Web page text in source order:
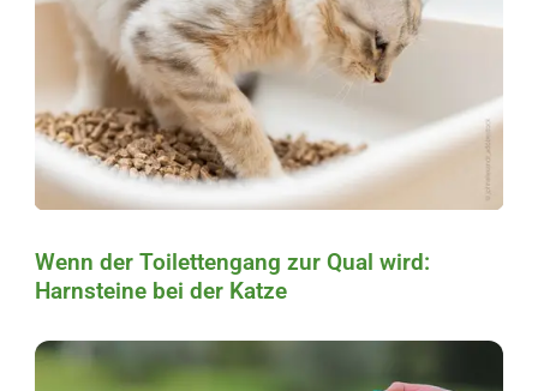
Wenn der Toilettengang zur Qual wird:
Harnsteine bei der Katze